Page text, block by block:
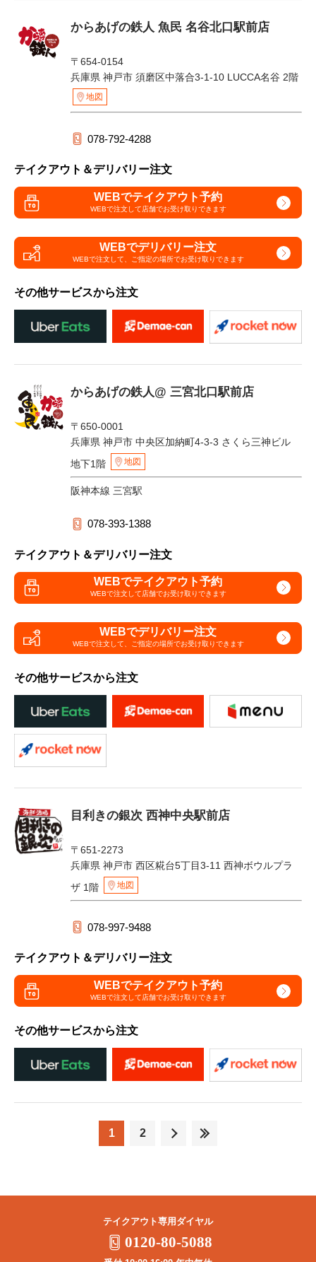
からあげの鉄人 魚民 名谷北口駅前店
〒654-0154
兵庫県 神戸市 須磨区中落合3-1-10 LUCCA名谷 2階
地図
078-792-4288
テイクアウト＆デリバリー注文
WEBでテイクアウト予約
WEBで注文して店舗でお受け取りできます
WEBでデリバリー注文
WEBで注文して、 ご指定の場所でお受け取りできます
その他サービスから注文
からあげの鉄人@ 三宮北口駅前店
〒650-0001
兵庫県 神戸市 中央区加納町4-3-3 さくら三神ビル
地下1階
地図
阪神本線 三宮駅
078-393-1388
テイクアウト＆デリバリー注文
WEBでテイクアウト予約
WEBで注文して店舗でお受け取りできます
WEBでデリバリー注文
WEBで注文して、 ご指定の場所でお受け取りできます
その他サービスから注文
目利きの銀次 西神中央駅前店
〒651-2273
兵庫県 神戸市 西区糀台5丁目3-11 西神ボウルプラ
ザ 1階
地図
078-997-9488
テイクアウト＆デリバリー注文
WEBでテイクアウト予約
WEBで注文して店舗でお受け取りできます
その他サービスから注文
1 2
テイクアウト専用ダイヤル
0120-80-5088